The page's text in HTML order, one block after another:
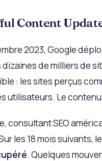
Content
2023, Google
dizaines de milliers de
: les sites perçus
utilisateurs. Le
consultant SEO
les 18 mois suivants,
. Quelques